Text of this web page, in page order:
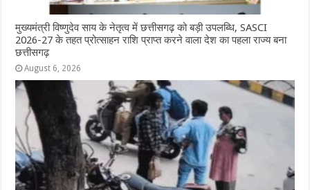
मुख्यमंत्री विष्णुदेव साय के नेतृत्व में छत्तीसगढ़ को बड़ी उपलब्धि, SASCI
2026-27 के तहत प्रोत्साहन राशि प्राप्त करने वाला देश का पहला राज्य बना
छत्तीसगढ़
August 6, 2026